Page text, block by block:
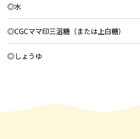
◎水
◎CGCママ印三温糖（または上白糖）
◎しょうゆ